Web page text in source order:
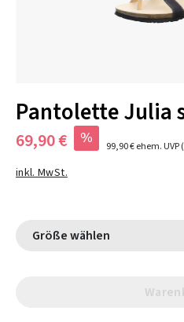
Pantolette Julia
69,90 € % 99,90 €ehem. UVP
inkl. MwSt.
Größe wählen